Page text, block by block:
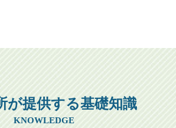
が提供する基礎知識
KNOWLEDGE